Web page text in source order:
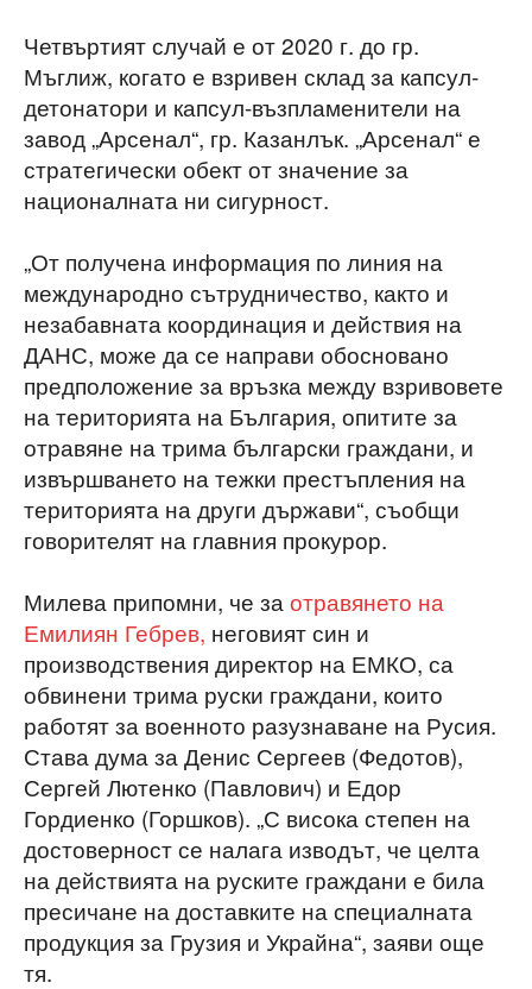
Четвъртият случай е от 2020 г. до гр.
Мъглиж, когато е взривен склад за капсул-
детонатори и капсул-възпламенители на
завод „Арсенал“, гр. Казанлък. „Арсенал“ е
стратегически обект от значение за
националната ни сигурност.
„От получена информация по линия на
международно сътрудничество, както и
незабавната координация и действия на
ДАНС, може да се направи обосновано
предположение за връзка между взривовете
на територията на България, опитите за
отравяне на трима български граждани, и
извършването на тежки престъпления на
територията на други държави“, съобщи
говорителят на главния прокурор.
Милева припомни, че за отравянето на
Емилиян Гебрев, неговият син и
производствения директор на ЕМКО, са
обвинени трима руски граждани, които
работят за военното разузнаване на Русия.
Става дума за Денис Сергеев (Федотов),
Сергей Лютенко (Павлович) и Едор
Гордиенко (Горшков). „С висока степен на
достоверност се налага изводът, че целта
на действията на руските граждани е била
пресичане на доставките на специалната
продукция за Грузия и Украйна“, заяви още
тя.